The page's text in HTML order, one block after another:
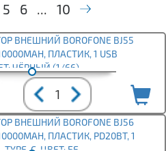
5 6 ... 10
ВНЕШНИЙ BOROFONE BJ55
ПЛАСТИК, 1 USB
ЧЁРНЫЙ (1/66)
ВНЕШНИЙ BOROFONE BJ56
ПЛАСТИК, PD20ВТ, 1